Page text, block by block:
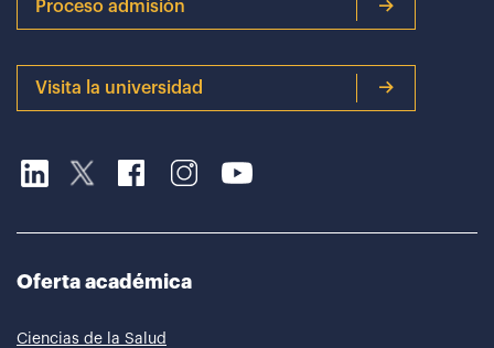
Proceso admisión
Visita la universidad
Oferta académica
Ciencias de la Salud